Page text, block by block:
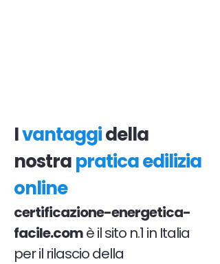
Ivantaggidella
nostrapratica edilizia
online
certificazione-energetica-
facile.comè il sito n.1 in Italia
per il rilascio della